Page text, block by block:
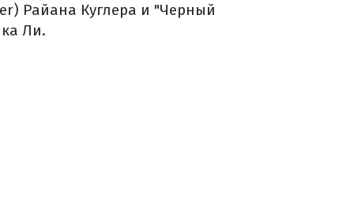
Райана Куглера и "Черный
Ли.